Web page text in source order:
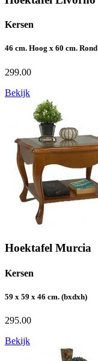
Kersen
46 cm. Hoog x 60 cm. Rond
299.00
Bekijk
Hoektafel Murcia
Kersen
59 x 59 x 46 cm. (bxdxh)
295.00
Bekijk